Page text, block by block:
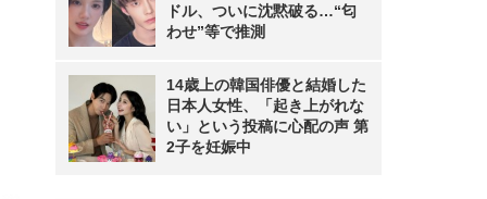
ドル、ついに沈黙破る…“匂
わせ”等で推測
14歳上の韓国俳優と結婚した
日本人女性、「起き上がれな
い」という投稿に心配の声 第
2子を妊娠中